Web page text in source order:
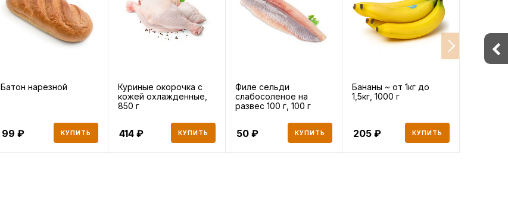
Батон нарезной
99 КУПИТЬ
Куриные окорочка с
кожей охлажденные,
850 г
414 КУПИТЬ
Филе сельди
слабосоленое на
развес 100 г, 100 г
50 КУПИТЬ
Бананы ~ от 1кг до
1,5кг, 1000 г
205 КУПИТЬ